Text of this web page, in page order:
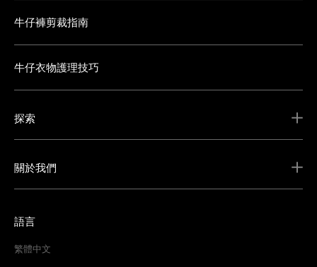
牛仔褲剪裁指南
牛仔衣物護理技巧
探索
關於我們
語言
繁體中文